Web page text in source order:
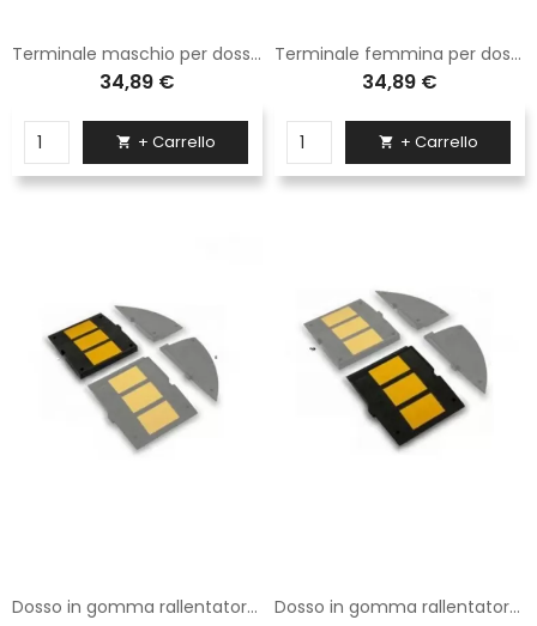
Terminale maschio per dosso rallentatore Sisas H 5 cm dimensione 90x27 cm
34,89 €
 + Carrello
Terminale femmina per dosso rallentatore Sisas in gomma H. 5 cm dimensioni 90x27 cm
34,89 €
 + Carrello
Dosso in gomma rallentatore di velocità in gomma h 7 cm - maschio (60x50)- Esclusi Tasselli Dosso in gomma rallentatore di velocità in gomma h 7 cm - femmina (60x50) Esclusi Tasselli